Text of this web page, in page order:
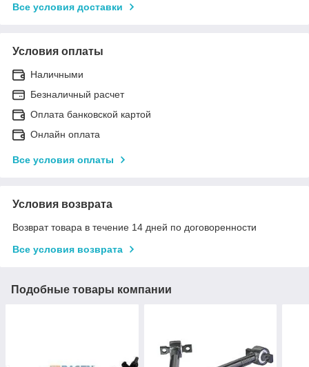
Все условия доставки
Условия оплаты
Наличными
Безналичный расчет
Оплата банковской картой
Онлайн оплата
Все условия оплаты
Условия возврата
Возврат товара в течение 14 дней по договоренности
Все условия возврата
Подобные товары компании